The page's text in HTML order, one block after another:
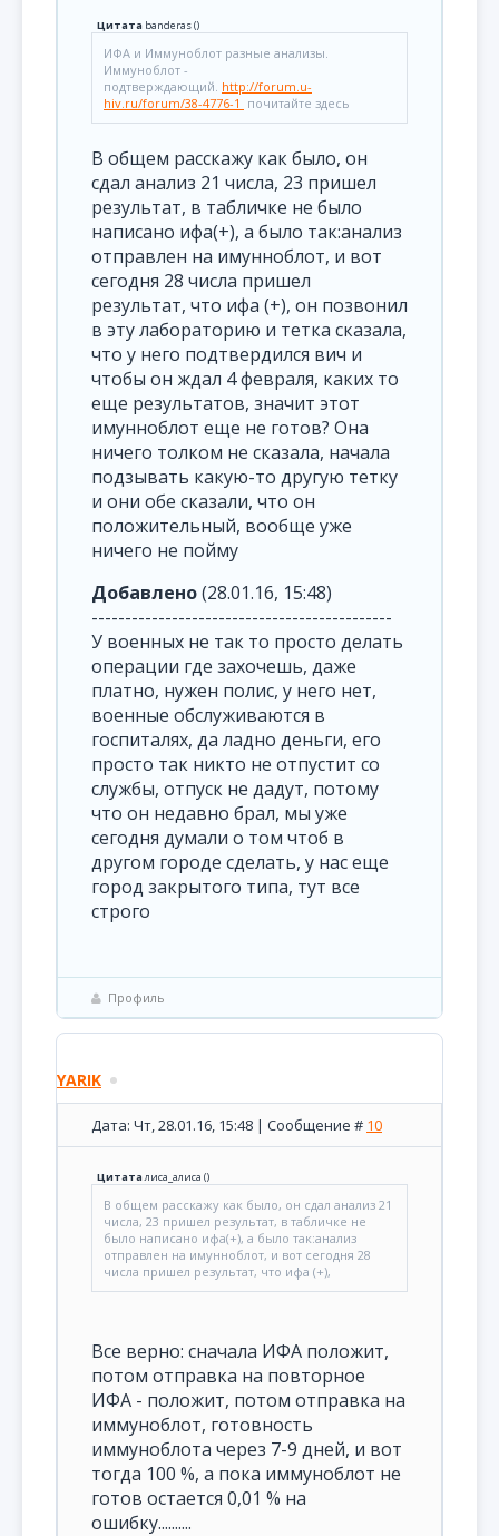
Цитата banderas()
ИФА и Иммуноблот разные анализы.
Иммуноблот -
подтверждающий. http://forum.u-
hiv.ru/forum/38-4776-1 почитайте здесь
В общем расскажу как было, он
сдал анализ 21 числа, 23 пришел
результат, в табличке не было
написано ифа(+), а было так:анализ
отправлен на имунноблот, и вот
сегодня 28 числа пришел
результат, что ифа (+), он позвонил
в эту лабораторию и тетка сказала,
что у него подтвердился вич и
чтобы он ждал 4 февраля, каких то
еще результатов, значит этот
имунноблот еще не готов? Она
ничего толком не сказала, начала
подзывать какую-то другую тетку
и они обе сказали, что он
положительный, вообще уже
ничего не пойму
Добавлено(28.01.16, 15:48)
---------------------------------------------
У военных не так то просто делать
операции где захочешь, даже
платно, нужен полис, у него нет,
военные обслуживаются в
госпиталях, да ладно деньги, его
просто так никто не отпустит со
службы, отпуск не дадут, потому
что он недавно брал, мы уже
сегодня думали о том чтоб в
другом городе сделать, у нас еще
город закрытого типа, тут все
строго
Профиль
YARIK
Дата: Чт, 28.01.16, 15:48 | Сообщение # 10
Цитаталиса_алиса ()
В общем расскажу как было, он сдал анализ 21
числа, 23 пришел результат, в табличке не
было написано ифа(+), а было так:анализ
отправлен на имунноблот, и вот сегодня 28
числа пришел результат, что ифа (+),
Все верно: сначала ИФА положит,
потом отправка на повторное
ИФА - положит, потом отправка на
иммуноблот, готовность
иммуноблота через 7-9 дней, и вот
тогда 100 %, а пока иммуноблот не
готов остается 0,01 % на
ошибку..........